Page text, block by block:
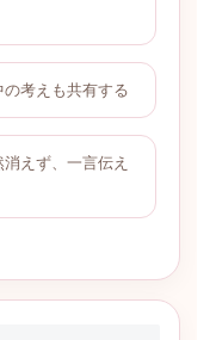
考えも共有する
えず、一言伝え